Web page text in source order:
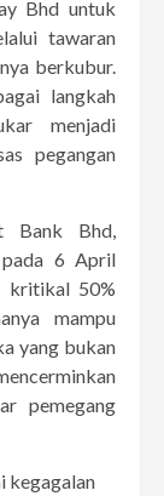
Bhd untuk
tawaran
berkubur.
langkah
menjadi
pegangan
Bank Bhd,
6 April
kritikal 50%
mampu
yang bukan
pemegang
kegagalan